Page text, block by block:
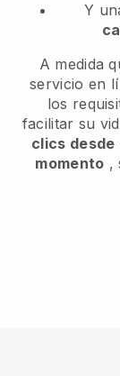
Y
A medida
servicio en
los
facilitar su
clics
momento ,